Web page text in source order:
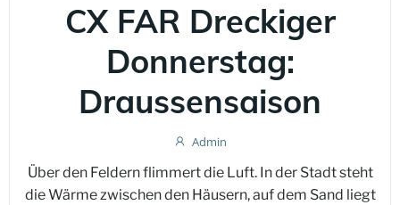
CX FAR Dreckiger
Donnerstag:
Draussensaison
Admin
Über den Feldern flimmert die Luft. In der Stadt steht
die Wärme zwischen den Häusern, auf dem Sand liegt